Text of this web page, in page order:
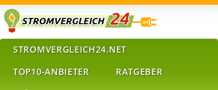
STROMVERGLEICH24.NET
TOP10-ANBIETER
RATGEBER